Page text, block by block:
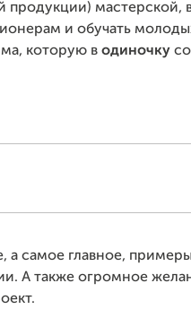
продукции) мастерской,
и обучать
которую в одиночку
самое главное,
А также огромное